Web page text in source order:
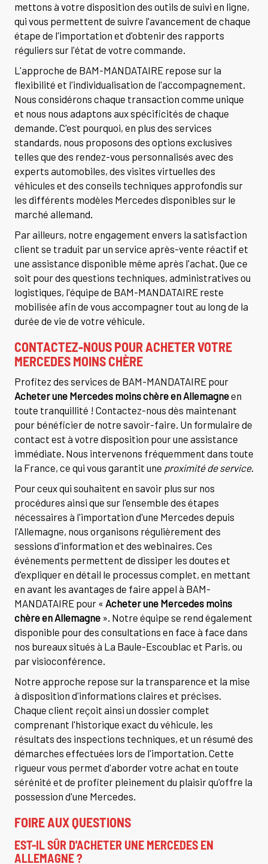
mettons à votre disposition des outils de suivi en ligne,
qui vous permettent de suivre l'avancement de chaque
étape de l'importation et d'obtenir des rapports
réguliers sur l'état de votre commande.
L'approche de BAM-MANDATAIRE repose sur la
flexibilité et l'individualisation de l'accompagnement.
Nous considérons chaque transaction comme unique
et nous nous adaptons aux spécificités de chaque
demande. C'est pourquoi, en plus des services
standards, nous proposons des options exclusives
telles que des rendez-vous personnalisés avec des
experts automobiles, des visites virtuelles des
véhicules et des conseils techniques approfondis sur
les différents modèles Mercedes disponibles sur le
marché allemand.
Par ailleurs, notre engagement envers la satisfaction
client se traduit par un service après-vente réactif et
une assistance disponible même après l'achat. Que ce
soit pour des questions techniques, administratives ou
logistiques, l'équipe de BAM-MANDATAIRE reste
mobilisée afin de vous accompagner tout au long de la
durée de vie de votre véhicule.
CONTACTEZ-NOUS POUR ACHETER VOTRE
MERCEDES MOINS CHÈRE
Profitez des services de BAM-MANDATAIRE pour
Acheter une Mercedes moins chère en Allemagneen
toute tranquillité ! Contactez-nous dès maintenant
pour bénéficier de notre savoir-faire. Un formulaire de
contact est à votre disposition pour une assistance
immédiate. Nous intervenons fréquemment dans toute
la France, ce qui vous garantit une proximité de service.
Pour ceux qui souhaitent en savoir plus sur nos
procédures ainsi que sur l'ensemble des étapes
nécessaires à l'importation d'une Mercedes depuis
l'Allemagne, nous organisons régulièrement des
sessions d'information et des webinaires. Ces
événements permettent de dissiper les doutes et
d'expliquer en détail le processus complet, en mettant
en avant les avantages de faire appel à BAM-
MANDATAIRE pour « Acheter une Mercedes moins
chère en Allemagne». Notre équipe se rend également
disponible pour des consultations en face à face dans
nos bureaux situés à La Baule-Escoublac et Paris, ou
par visioconférence.
Notre approche repose sur la transparence et la mise
à disposition d'informations claires et précises.
Chaque client reçoit ainsi un dossier complet
comprenant l'historique exact du véhicule, les
résultats des inspections techniques, et un résumé des
démarches effectuées lors de l'importation. Cette
rigueur vous permet d'aborder votre achat en toute
sérénité et de profiter pleinement du plaisir qu'offre la
possession d'une Mercedes.
FOIRE AUX QUESTIONS
EST-IL SÛR D'ACHETER UNE MERCEDES EN
ALLEMAGNE ?